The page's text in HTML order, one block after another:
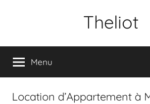
Theliot
Menu
Location d’Appartement à